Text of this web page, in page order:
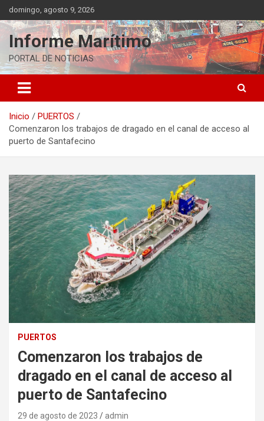
Saltar
al
contenido
domingo, agosto 9, 2026
Informe Marítimo
PORTAL DE NOTICIAS
Inicio
PUERTOS
Comenzaron los trabajos de dragado en el canal de acceso al
puerto de Santafecino
PUERTOS
Comenzaron los trabajos de
dragado en el canal de acceso al
puerto de Santafecino
29 de agosto de 2023 admin